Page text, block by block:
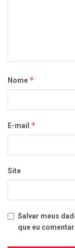
Nome *
E-mail *
Site
Salvar meus
que eu comentar.